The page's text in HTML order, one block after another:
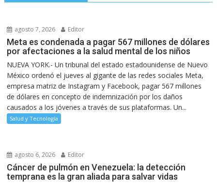
agosto 7, 2026 Editor
Meta es condenada a pagar 567 millones de dólares
por afectaciones a la salud mental de los niños
NUEVA YORK.- Un tribunal del estado estadounidense de Nuevo
México ordenó el jueves al gigante de las redes sociales Meta,
empresa matriz de Instagram y Facebook, pagar 567 millones
de dólares en concepto de indemnización por los daños
causados a los jóvenes a través de sus plataformas. Un...
Salud y Tecnología
agosto 6, 2026 Editor
Cáncer de pulmón en Venezuela: la detección
temprana es la gran aliada para salvar vidas